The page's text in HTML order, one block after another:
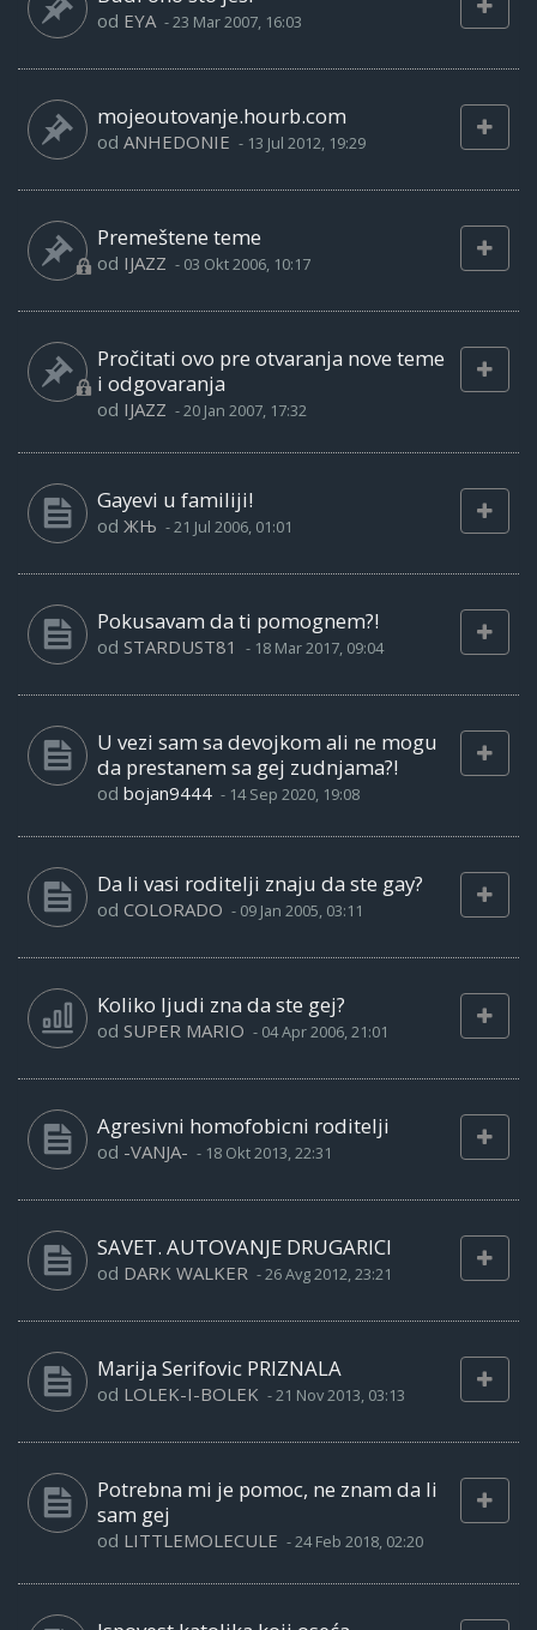
od EYA -23 Mar 2007, 16:03
mojeoutovanje.hourb.com
od ANHEDONIE - 13 Jul 2012, 19:29
Premeštene teme
od IJAZZ - 03 Okt 2006, 10:17
Pročitati ovo pre otvaranja nove teme
i odgovaranja
od IJAZZ -20 Jan 2007, 17:32
Gayevi u familiji!
od ЖЊ -21 Jul 2006, 01:01
Pokusavam da ti pomognem?!
od STARDUST81 - 18 Mar 2017, 09:04
U vezi sam sa devojkom ali ne mogu
da prestanem sa gej zudnjama?!
od bojan9444 - 14 Sep 2020, 19:08
Da li vasi roditelji znaju da ste gay?
od COLORADO - 09 Jan 2005, 03:11
Koliko ljudi zna da ste gej?
od SUPER MARIO - 04 Apr 2006, 21:01
Agresivni homofobicni roditelji
od -VANJA- - 18 Okt 2013, 22:31
SAVET. AUTOVANJE DRUGARICI
od DARK WALKER -26 Avg 2012, 23:21
Marija Serifovic PRIZNALA
od LOLEK-I-BOLEK -21 Nov 2013, 03:13
Potrebna mi je pomoc, ne znam da li
sam gej
od LITTLEMOLECULE -24 Feb 2018, 02:20